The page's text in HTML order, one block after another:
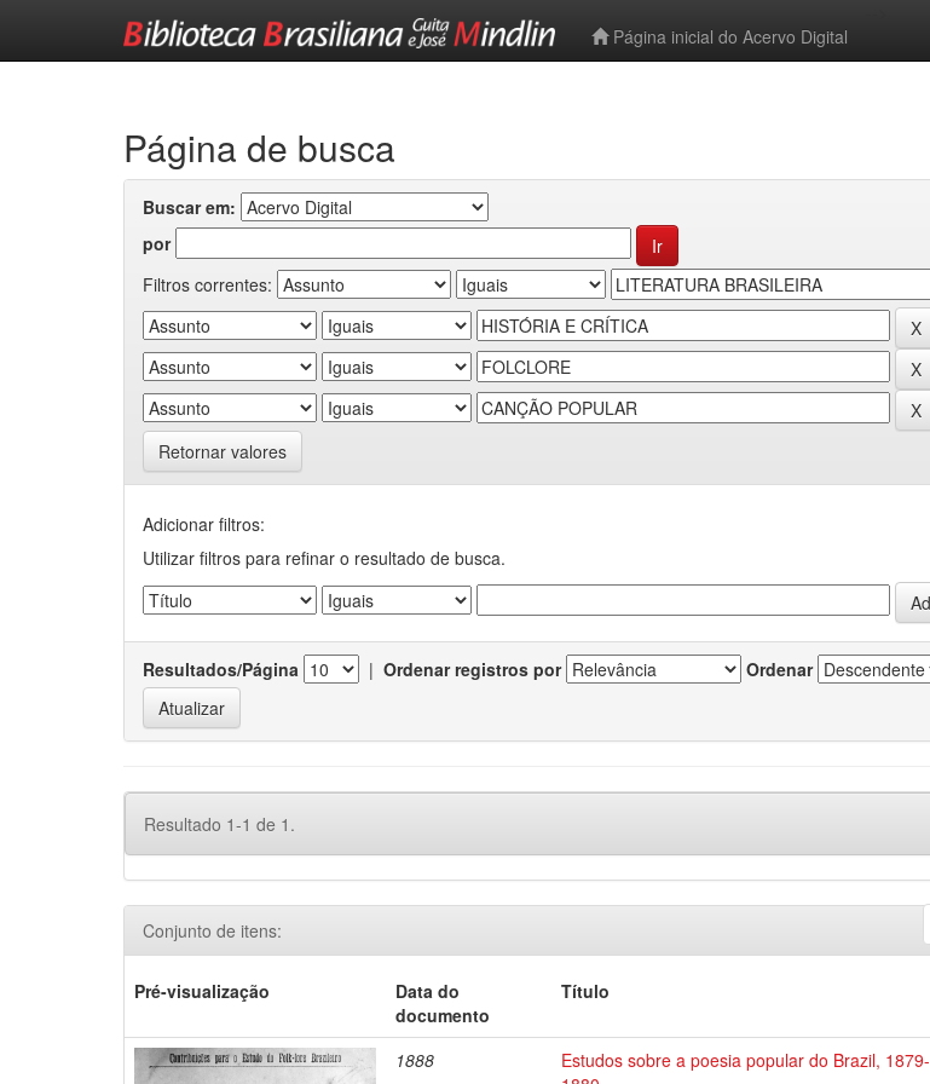
Página inicial do Acervo Digital
Página de busca
Buscar em:
por
Filtros correntes:
Retornar valores
Adicionar filtros:
Utilizar filtros para refinar o resultado de busca.
Resultados/Página | Ordenar registros por Ordenar
Resultado 1-1 de 1.
Conjunto de itens:
Pré-visualização
Data do
documento
Título
1888
Estudos sobre a poesia popular do Brazil, 1879-